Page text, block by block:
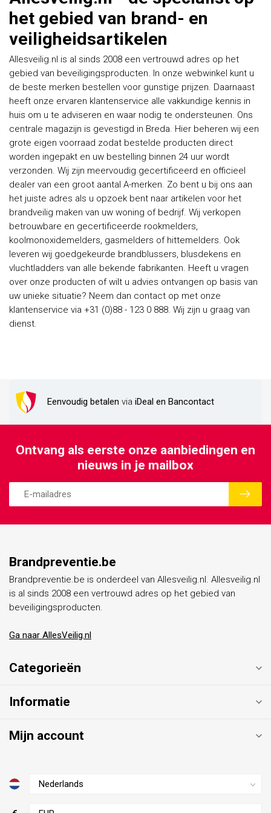
het gebied van brand- en
veiligheidsartikelen
Allesveilig.nl is al sinds 2008 een vertrouwd adres op het
gebied van beveiligingsproducten. In onze webwinkel kunt u
de beste merken bestellen voor gunstige prijzen. Daarnaast
heeft onze ervaren klantenservice alle vakkundige kennis in
huis om u te adviseren en waar nodig te ondersteunen. Ons
centrale magazijn is gevestigd in Breda. Hier beheren wij een
grote eigen voorraad zodat bestelde producten direct
worden ingepakt en uw bestelling binnen 24 uur wordt
verzonden. Wij zijn meervoudig gecertificeerd en officieel
dealer van een groot aantal A-merken. Zo bent u bij ons aan
het juiste adres als u opzoek bent naar artikelen voor het
brandveilig maken van uw woning of bedrijf. Wij verkopen
betrouwbare en gecertificeerde rookmelders,
koolmonoxidemelders, gasmelders of hittemelders. Ook
leveren wij goedgekeurde brandblussers, blusdekens en
vluchtladders van alle bekende fabrikanten. Heeft u vragen
over onze producten of wilt u advies ontvangen op basis van
uw unieke situatie? Neem dan contact op met onze
klantenservice via +31 (0)88 - 123 0 888. Wij zijn u graag van
dienst.
Eenvoudig betalen via iDeal en Bancontact
Ontvang als eerste onze aanbiedingen en
nieuws in je mailbox
Brandpreventie.be
Brandpreventie.be is onderdeel van Allesveilig.nl. Allesveilig.nl
is al sinds 2008 een vertrouwd adres op het gebied van
beveiligingsproducten.
Ga naar AllesVeilig.nl
Categorieën
Informatie
Mijn account